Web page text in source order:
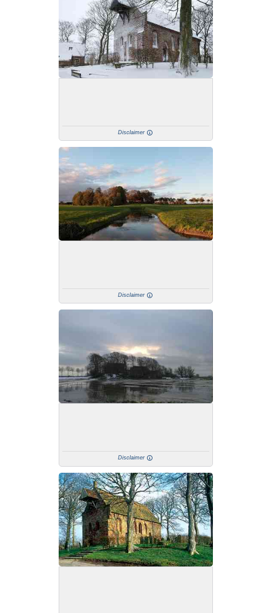
Disclaimer
Disclaimer
Disclaimer